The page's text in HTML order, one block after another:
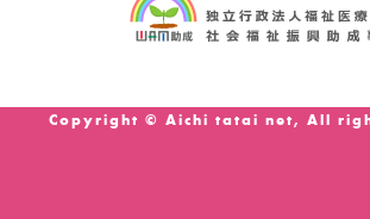
Copyright © Aichi tatai net, All